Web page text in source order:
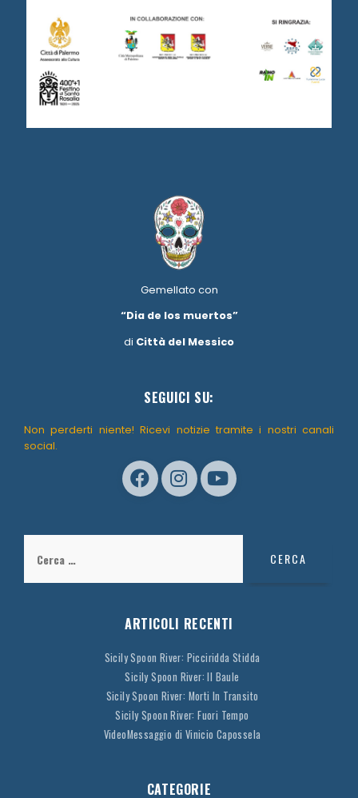
Gemellato con
“Dia de los muertos”
di Città del Messico
SEGUICI SU:
Non perderti niente! Ricevi notizie tramite i nostri canali
social.
per:
ARTICOLI RECENTI
Sicily Spoon River: Picciridda Stidda
Sicily Spoon River: Il Baule
Sicily Spoon River: Morti In Transito
Sicily Spoon River: Fuori Tempo
VideoMessaggio di Vinicio Capossela
CATEGORIE